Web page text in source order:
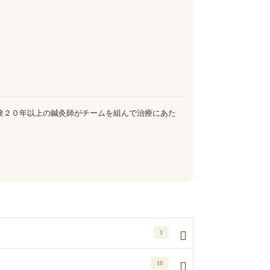
０年以上の鍼灸師がチームを組んで治療にあた
1
10